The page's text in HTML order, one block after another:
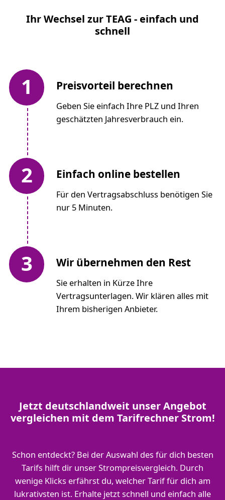
Ihr Wechsel zur TEAG - einfach und
schnell
1 Preisvorteil berechnen
Geben Sie einfach Ihre PLZ und Ihren
geschätzten Jahresverbrauch ein.
2 Einfach online bestellen
Für den Vertragsabschluss benötigen Sie
nur 5 Minuten.
3 Wir übernehmen den Rest
Sie erhalten in Kürze Ihre
Vertragsunterlagen. Wir klären alles mit
Ihrem bisherigen Anbieter.
Jetzt deutschlandweit unser Angebot
vergleichen mit dem Tarifrechner Strom!
Schon entdeckt? Bei der Auswahl des für dich besten
Tarifs hilft dir unser Strompreisvergleich. Durch
wenige Klicks erfährst du, welcher Tarif für dich am
lukrativsten ist. Erhalte jetzt schnell und einfach alle